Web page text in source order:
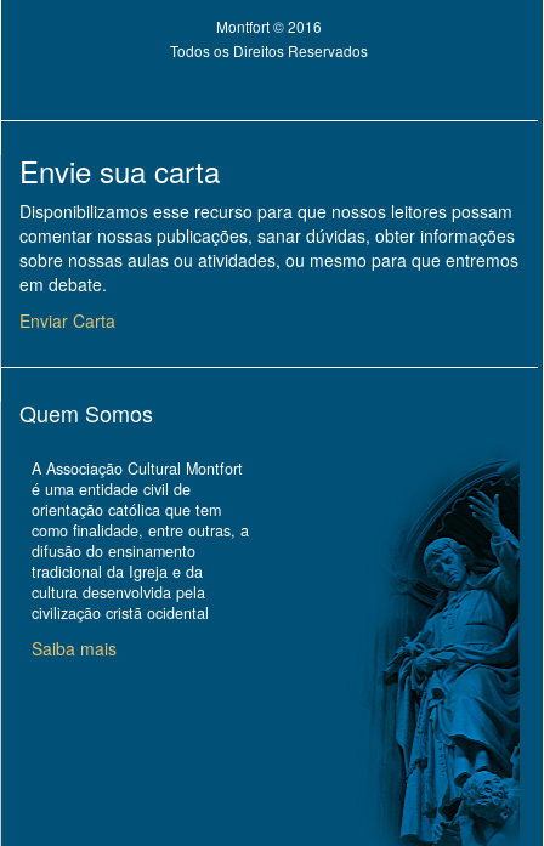
Montfort © 2016
Todos os Direitos Reservados
Envie sua carta
Disponibilizamos esse recurso para que nossos leitores possam
comentar nossas publicações, sanar dúvidas, obter informações
sobre nossas aulas ou atividades, ou mesmo para que entremos
em debate.
Enviar Carta
Quem Somos
A Associação Cultural Montfort
é uma entidade civil de
orientação católica que tem
como finalidade, entre outras, a
difusão do ensinamento
tradicional da Igreja e da
cultura desenvolvida pela
civilização cristã ocidental
Saiba mais